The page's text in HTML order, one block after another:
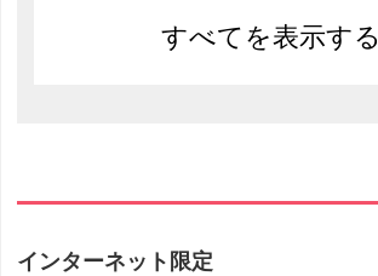
すべてを表示する
インターネット限定